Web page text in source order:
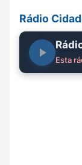
Rádio
Esta